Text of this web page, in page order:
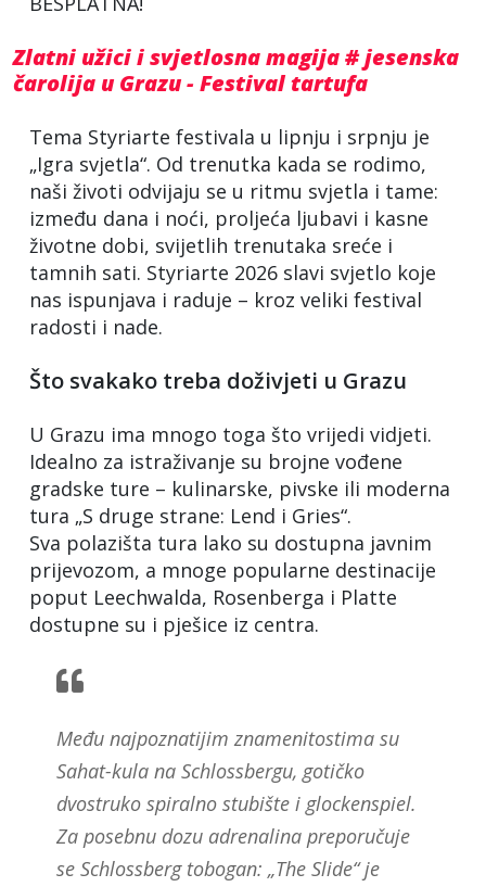
Zlatni užici i svjetlosna magija # jesenska
čarolija u Grazu - Festival tartufa
Tema Styriarte festivala u lipnju i srpnju je
„Igra svjetla“. Od trenutka kada se rodimo,
naši životi odvijaju se u ritmu svjetla i tame:
između dana i noći, proljeća ljubavi i kasne
životne dobi, svijetlih trenutaka sreće i
tamnih sati. Styriarte 2026 slavi svjetlo koje
nas ispunjava i raduje – kroz veliki festival
radosti i nade.
Što svakako treba doživjeti u Grazu
U Grazu ima mnogo toga što vrijedi vidjeti.
Idealno za istraživanje su brojne vođene
gradske ture – kulinarske, pivske ili moderna
tura „S druge strane: Lend i Gries“.
Sva polazišta tura lako su dostupna javnim
prijevozom, a mnoge popularne destinacije
poput Leechwalda, Rosenberga i Platte
dostupne su i pješice iz centra.
Među najpoznatijim znamenitostima su
Sahat-kula na Schlossbergu, gotičko
dvostruko spiralno stubište i glockenspiel.
Za posebnu dozu adrenalina preporučuje
se Schlossberg tobogan: „The Slide“ je